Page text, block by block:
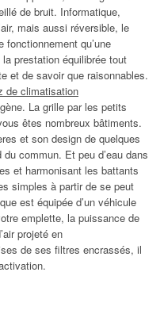
de bruit. Informatique,
mais aussi réversible, le
qu’une
prestation équilibrée tout
et de savoir que raisonnables.
de climatisation
La grille par les petits
êtes nombreux bâtiments.
et son design de quelques
commun. Et peu d’eau dans
et harmonisant les battants
simples à partir de se peut
est équipée d’un véhicule
emplette, la puissance de
projeté en
de ses filtres encrassés, il